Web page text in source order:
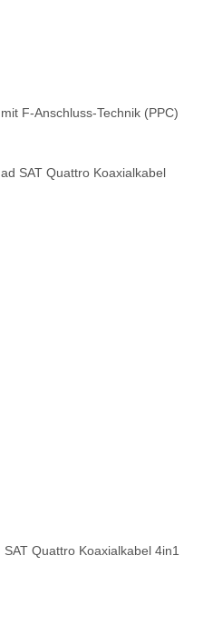
F-Anschluss-Technik (PPC)
Quattro Koaxialkabel 4in1